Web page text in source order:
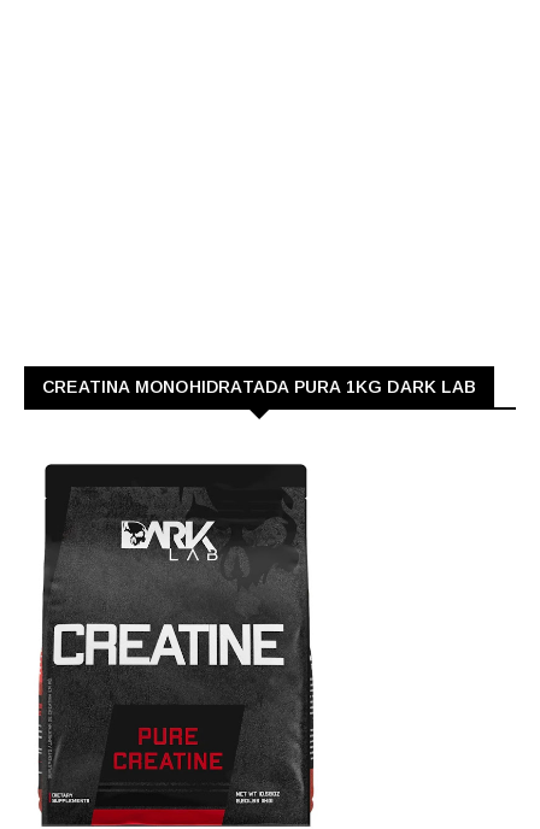
CREATINA MONOHIDRATADA PURA 1KG DARK LAB